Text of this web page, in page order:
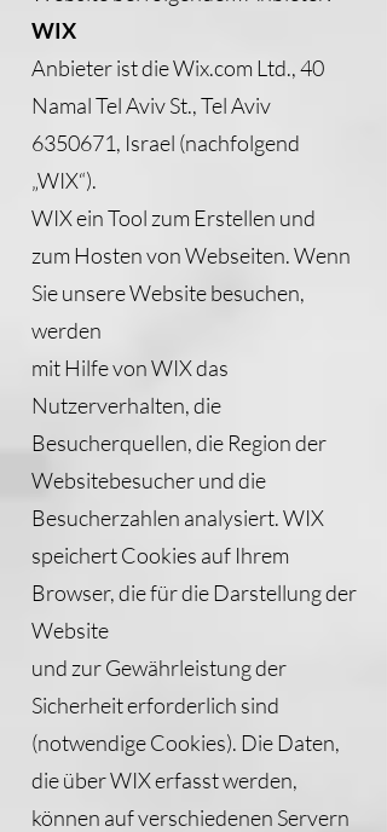
WIX
Anbieter ist die Wix.com Ltd., 40
Namal Tel Aviv St., Tel Aviv
6350671, Israel (nachfolgend
„WIX“).
WIX ein Tool zum Erstellen und
zum Hosten von Webseiten. Wenn
Sie unsere Website besuchen,
werden
mit Hilfe von WIX das
Nutzerverhalten, die
Besucherquellen, die Region der
Websitebesucher und die
Besucherzahlen analysiert. WIX
speichert Cookies auf Ihrem
Browser, die für die Darstellung der
Website
und zur Gewährleistung der
Sicherheit erforderlich sind
(notwendige Cookies). Die Daten,
die über WIX erfasst werden,
können auf verschiedenen Servern